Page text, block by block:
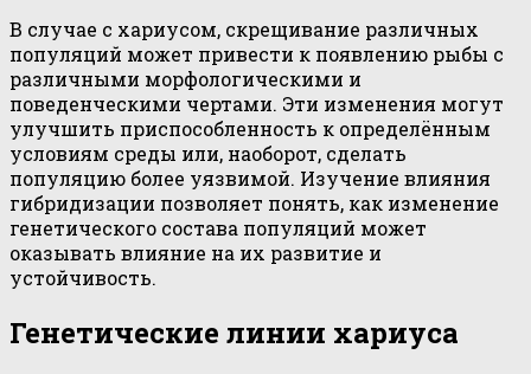
В случае с хариусом, скрещивание различных
популяций может привести к появлению рыбы с
различными морфологическими и
поведенческими чертами. Эти изменения могут
улучшить приспособленность к определённым
условиям среды или, наоборот, сделать
популяцию более уязвимой. Изучение влияния
гибридизации позволяет понять, как изменение
генетического состава популяций может
оказывать влияние на их развитие и
устойчивость.
Генетические линии хариуса